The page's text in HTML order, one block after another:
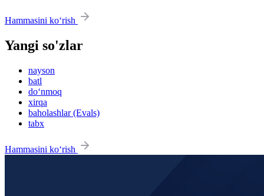
Hammasini ko‘rish
Yangi so'zlar
nayson
batl
do‘nmoq
xirqa
baholashlar (Evals)
tabx
Hammasini ko‘rish